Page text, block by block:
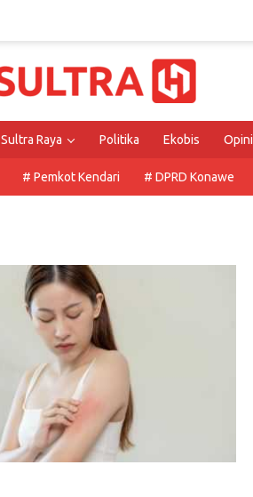
Sultra Raya Politika Ekobis Opini
# Pemkot Kendari # DPRD Konawe